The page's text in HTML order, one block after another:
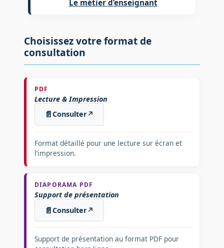
Le métier d’enseignant
Choisissez votre format de
consultation
PDF
Lecture & Impression
📄Consulter↗
Format détaillé pour une lecture sur écran et
l’impression.
DIAPORAMA PDF
Support de présentation
📄Consulter↗
Support de présentation au format PDF pour